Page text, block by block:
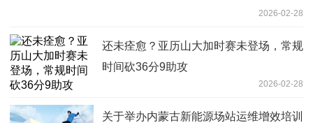
2026-02-28
还未痊愈？亚历山大加时赛未登场，常规
时间砍36分9助攻
2026-02-28
关于举办内蒙古新能源场站运维增效培训